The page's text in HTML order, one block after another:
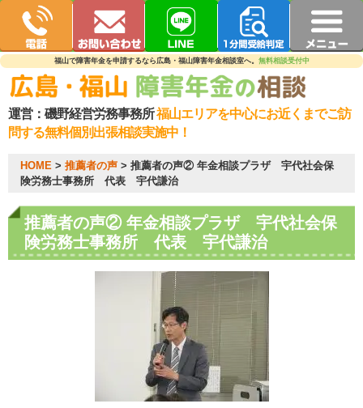
福山で障害年金を申請するなら広島・福山障害年金相談室へ。 無料相談受付中
運営： 磯野経営労務事務所福山エリアを中心にお近くまでご訪
問する無料個別出張相談実施中！
HOME > 推薦者の声 > 推薦者の声② 年金相談プラザ 宇代社会保
険労務士事務所 代表 宇代謙治
推薦者の声② 年金相談プラザ 宇代社会保
険労務士事務所 代表 宇代謙治